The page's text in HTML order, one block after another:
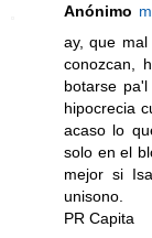
Anónimo
ay, que
conozcan,
botarse
hipocrecia
acaso lo
solo en el
mejor si
unisono.
PR Capita